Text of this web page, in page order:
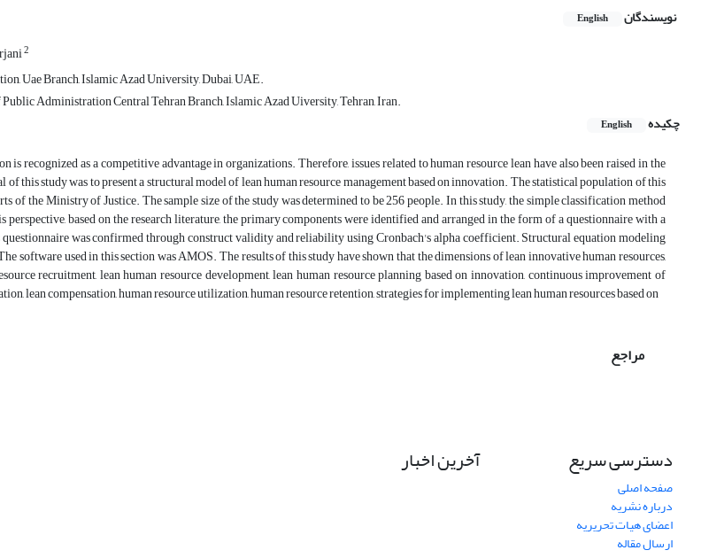
نویسندگان English
2
Uae Branch, Islamic Azad University, Dubai, UAE.
Administration Central Tehran Branch, Islamic Azad Uiversity, Tehran, Iran.
چکیده
English
is recognized as a competitive advantage in organizations. Therefore, issues related to human resource lean have also been raised in the
this study was to present a structural model of lean human resource management based on innovation. The statistical population of this
of the Ministry of Justice. The sample size of the study was determined to be 256 people. In this study, the simple classification method
based on the research literature, the primary components were identified and arranged in the form of a questionnaire with a
was confirmed through construct validity and reliability using Cronbach's alpha coefficient. Structural equation modeling
software used in this section was AMOS. The results of this study have shown that the dimensions of lean innovative human resources,
recruitment, lean human resource development, lean human resource planning based on innovation, continuous improvement of
lean compensation, human resource utilization, human resource retention, strategies for implementing lean human resources based on
مراجع
دسترسی سریع
صفحه اصلی
درباره نشریه
اعضای هیات تحریریه
ارسال مقاله
آخرین اخبار